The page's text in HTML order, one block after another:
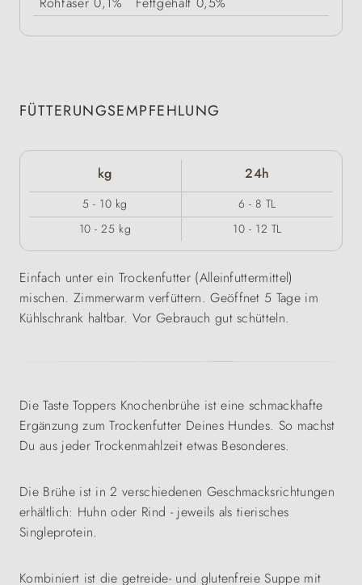
FÜTTERUNGSEMPFEHLUNG
kg 24h
5 - 10 kg
6 - 8 TL
10 - 25 kg
10 - 12 TL
Einfach unter ein Trockenfutter (Alleinfuttermittel)
mischen. Zimmerwarm verfüttern. Geöffnet 5 Tage im
Kühlschrank haltbar. Vor Gebrauch gut schütteln.
Die Taste Toppers Knochenbrühe ist eine schmackhafte
Ergänzung zum Trockenfutter Deines Hundes. So machst
Du aus jeder Trockenmahlzeit etwas Besonderes.
Die Brühe ist in 2 verschiedenen Geschmacksrichtungen
erhältlich: Huhn oder Rind - jeweils als tierisches
Singleprotein.
Kombiniert ist die getreide- und glutenfreie Suppe mit